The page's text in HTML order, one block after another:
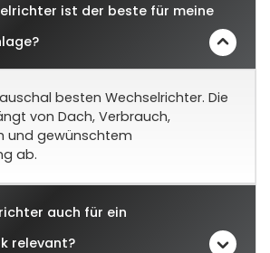
ist der beste für meine
besten Wechselrichter. Die
von Dach, Verbrauch,
und gewünschtem
ab.
auch für ein
relevant?